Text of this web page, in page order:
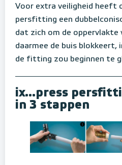
Voor extra veiligheid heeft
persfitting een
dat zich om de oppervlakte
daarmee de buis blokkeert,
de fitting zou beginnen te
ix...press
in 3 stappen